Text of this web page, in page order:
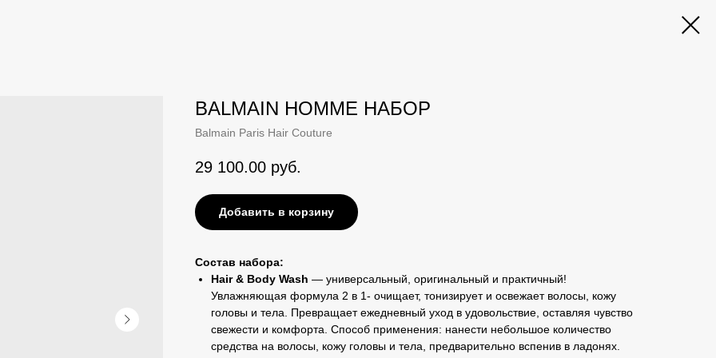
BALMAIN HOMME НАБОР
Balmain Paris Hair Couture
29 100.00 руб.
Добавить в корзину
Cостав набора:
Hair & Body Wash — универсальный, оригинальный и практичный!
Увлажняющая формула 2 в 1- очищает, тонизирует и освежает волосы, кожу
головы и тела. Превращает ежедневный уход в удовольствие, оставляя чувство
свежести и комфорта. Способ применения: нанести небольшое количество
средства на волосы, кожу головы и тела, предварительно вспенив в ладонях.